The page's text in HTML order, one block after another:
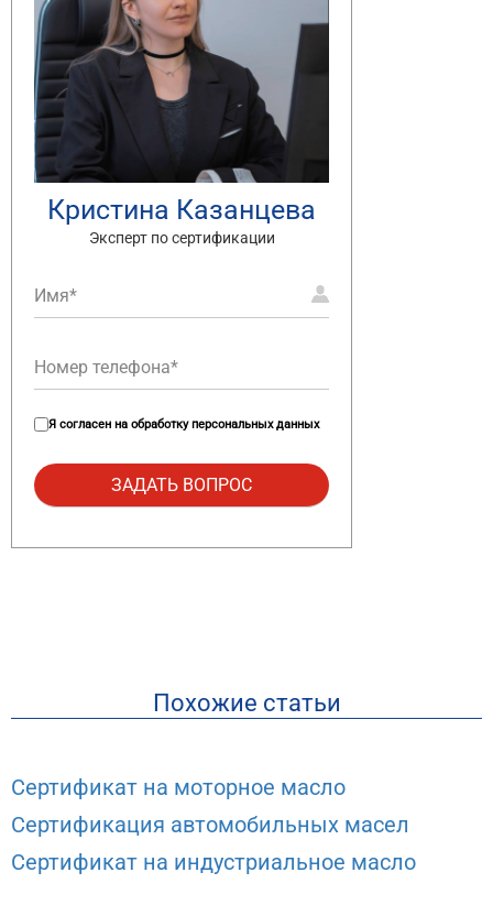
Кристина Казанцева
Эксперт по сертификации
Я согласен на обработку персональных данных
Похожие статьи
Сертификат на моторное масло
Сертификация автомобильных масел
Сертификат на индустриальное масло